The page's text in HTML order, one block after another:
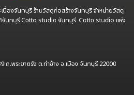
บื้องจันทบุรี ร้านวัสดุก่อสร้างจันทบุรี จำหน่ายวัสดุ
นทบุรี Cotto studio จันทบุรี Cotto studio แห่ง
ถ.พระยาตรัง ต.ท่าช้าง อ.เมือง จันทบุรี 22000